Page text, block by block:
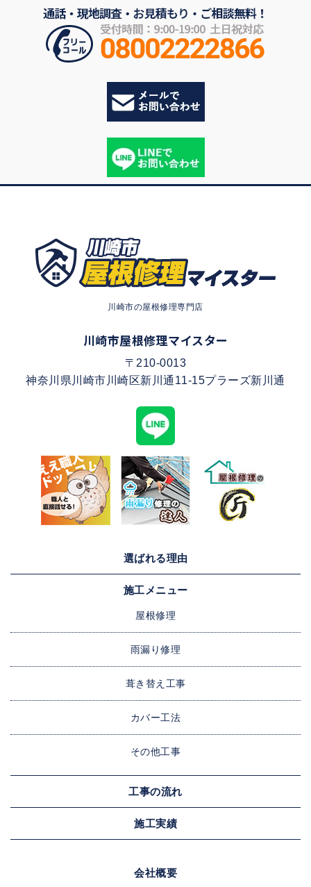
川崎市の屋根修理専門店
川崎市屋根修理マイスター
〒210-0013
神奈川県川崎市川崎区新川通11-15プラーズ新川通
選ばれる理由
施工メニュー
屋根修理
雨漏り修理
葺き替え工事
カバー工法
その他工事
工事の流れ
施工実績
会社概要